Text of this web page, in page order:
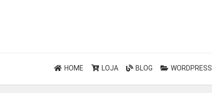
HOME LOJA BLOG WORDPRESS